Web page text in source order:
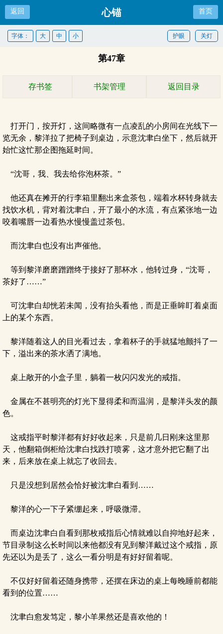
返回 心锚 首页
关灯
护眼
字体： 大 中 小
第47章
存书签 书架管理 返回目录
打开门，按开灯，这间略微有一点凌乱的小房间在光线下一
览无余，黎洋拉了把椅子到桌边，示意沈聿白坐下，然后就开
始忙这忙那企图拖延时间。
“沈哥，我、我去给你泡杯茶。”
他还真在摊开的行李箱里翻出来盒茶包，端着水杯转身就去
找饮水机，背对着沈聿白，开了最小的水流，有点紧张地一边
咬着嘴唇一边看热水慢慢盖过茶包。
而沈聿白也没有出声催他。
等到黎洋磨磨蹭蹭终于接好了那杯水，他转过身，“沈哥，
茶好了……”
可沈聿白却恍若未闻，没有抬头看他，而是正垂眸盯着桌面
上的某个东西。
黎洋随着这人的目光看过去，拿着杯子的手就猛地颤抖了一
下，溢出来的茶水洒了满地。
桌上敞开的小盒子里，躺着一枚闪闪发光的戒指。
金属在不甚明亮的灯光下显得柔和而温润，是黎洋头发的颜
色。
这戒指平时黎洋都有好好收起来，只是前几日刚来这里那
天，他翻箱倒柜给沈聿白找跌打喷雾，这才意外把它翻了出
来，后来放在桌上就忘了收回去。
只是没想到居然会恰好被沈聿白看到……
黎洋的心一下子紧绷起来，呼吸微滞。
而桌边沈聿白自看到那枚戒指后心情就难以自抑地好起来，
节目录制这么长时间以来他都没有见到黎洋戴过这个戒指，原
先还以为是丢了，这么一看分明是有好好留着呢。
不仅好好留着还随身携带，还摆在床边的桌上每晚睡前都能
看到的位置……
沈聿白愈发笃定，黎小羊果然还是喜欢他的！